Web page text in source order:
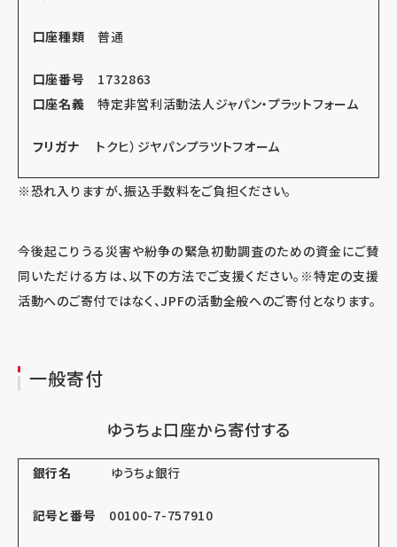
口座種類 普通
口座番号 1732863
口座名義 特定非営利活動法人ジャパン・プラットフォーム
フリガナ トクヒ）ジヤパンプラツトフオーム
※恐れ入りますが、振込手数料をご負担ください。
今後起こりうる災害や紛争の緊急初動調査のための資金にご賛
同いただける方は、以下の方法でご支援ください。 ※特定の支援
活動へのご寄付ではなく、JPFの活動全般へのご寄付となります。
一般寄付
ゆうちょ口座から寄付する
銀行名 ゆうちょ銀行
記号と番号 00100-7-757910